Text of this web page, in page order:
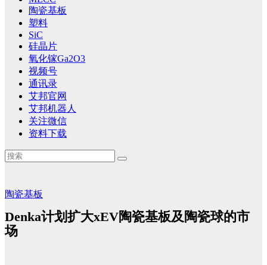
陶瓷基板
塑料
SiC
硅晶片
氧化镓Ga2O3
视频号
通讯录
艾邦官网
艾邦机器人
关注微信
资料下载
陶瓷基板
Denka计划扩大xEV陶瓷基板及陶瓷球的市
场